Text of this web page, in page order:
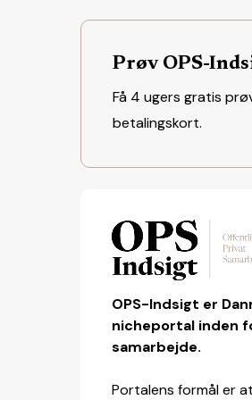
Prøv OPS-
Få 4 ugers gratis
betalingskort.
OPS-Indsigt er
nicheportal inden
samarbejde.
Portalens formål er